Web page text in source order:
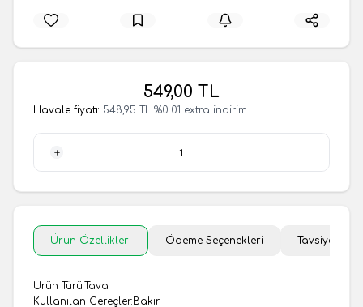
549,00 TL
Havale fiyatı: 548,95 TL %0.01 extra indirim
Ürün Özellikleri Ödeme Seçenekleri Tavsiye Et
Ürün Türü:Tava
Kullanılan Gereçler:Bakır